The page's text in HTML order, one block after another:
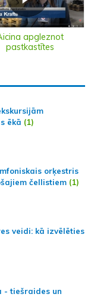
apgleznot
pastkastītes
ēkā (1)
orķestris
čellistiem (1)
veidi: kā izvēlēties
- tiešraides un